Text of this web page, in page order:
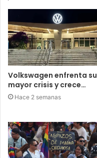
Volkswagen enfrenta su
mayor crisis y crece…
Hace 2 semanas